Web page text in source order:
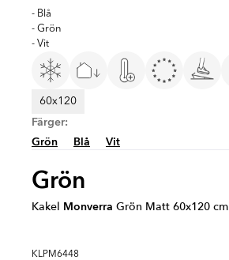
- Blå
- Grön
- Vit
60x120
Färger:
Grön
Blå Vit
Grön
Kakel Monverra Grön Matt 60x120 cm
KLPM6448